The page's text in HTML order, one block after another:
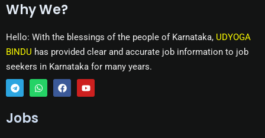
Why We?
Hello: With the blessings of the people of Karnataka, UDYOGA
BINDU has provided clear and accurate job information to job
seekers in Karnataka for many years.
T
l
W
a
F Y
Jobs